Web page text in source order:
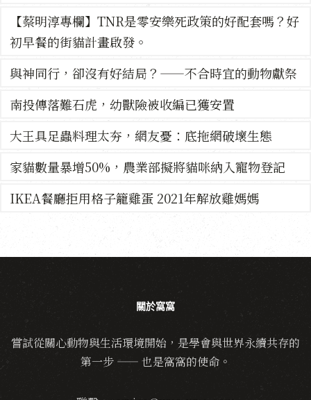
【蔡明淳專欄】TNR是零安樂死政策的好配套嗎？好
初早餐的街貓計畫啟發。
與神同行，卻沒有好結局？——不合時宜的動物獻祭
南投傳落難石虎，幼獸險被收編已獲安置
大王具足蟲料理太夯，網友憂：底拖網破壞生態
家貓數量暴增50%，農業部擬將貓咪納入寵物登記
IKEA餐廳拒用格子籠雞蛋 2021年解放雞媽媽
關於窩窩
嘗試從關心動物與生活環境開始，是學會與世界永續共存的
第一步 —— 也是窩窩的使命。